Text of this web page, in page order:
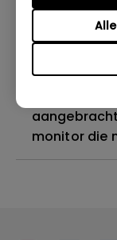
Wat is het
ECO-
op mijn
monitor die